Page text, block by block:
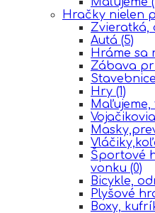
Hračky nielen
Zvieratká,
Autá (5)
Hráme sa
Zábava
Stavebnice
Hry (1)
Športové
vonku (0)
Bicykle,
Plyšové
Boxy,